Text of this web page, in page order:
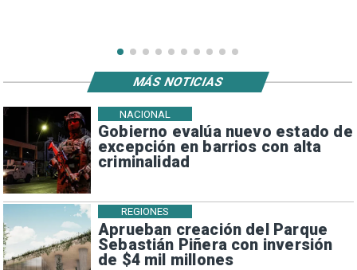
Gobierno evalúa nuevo estado de
excepción en barrios con alta
criminalidad
NACIONAL
Aprueban creación del Parque
Sebastián Piñera con inversión
de $4 mil millones
REGIONES
MÁS NOTICIAS